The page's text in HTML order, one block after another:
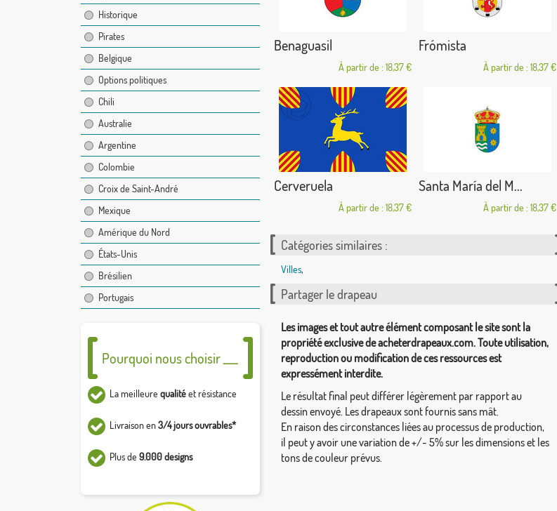
Historique
Pirates
Belgique
Options politiques
Chili
Australie
Argentine
Colombie
Croix de Saint-André
Mexique
Amérique du Nord
États-Unis
Brésilien
Portugais
Pourquoi nous choisir ___
La meilleure qualitéet résistance
Livraison en3/4 jours ouvrables*
Plus de 9.000 designs
Benaguasil
À partir de : 18,37 €
Frómista
À partir de : 18,37 €
Cerveruela
À partir de : 18,37 €
Santa María del M...
À partir de : 18,37 €
Catégories similaires :
Villes,
Partager le drapeau
Les images et tout autre élément composant le site sont la
propriété exclusive de acheterdrapeaux.com. Toute utilisation,
reproduction ou modification de ces ressources est
expressément interdite.
Le résultat final peut différer légèrement par rapport au
dessin envoyé. Les drapeaux sont fournis sans mât.
En raison des circonstances liées au processus de production,
il peut y avoir une variation de +/- 5% sur les dimensions et les
tons de couleur prévus.